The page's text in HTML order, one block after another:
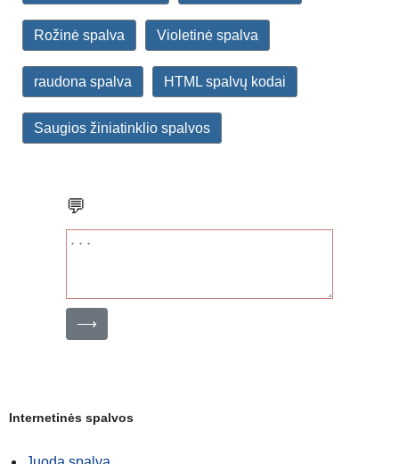
Rožinė spalva Violetinė spalva
raudona spalva HTML spalvų kodai
Saugios žiniatinklio spalvos
💬
⟶
Internetinės spalvos